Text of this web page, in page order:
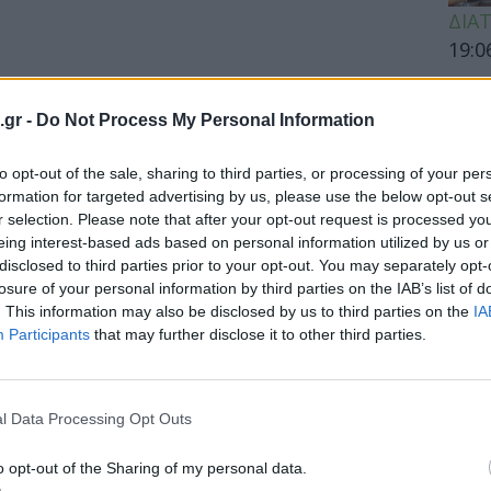
- Do Not Process My Personal Information
opt-out of the sale, sharing to third parties, or processing of your
for targeted advertising by us, please use the below opt-out
selection. Please note that after your opt-out request is processed
interest-based ads based on personal information utilized by us
to third parties prior to your opt-out. You may separately
of your personal information by third parties on the IAB’s list of
This information may also be disclosed by us to third parties on the
Participants that may further disclose it to other third parties.
Data Processing Opt Outs
opt-out of the Sharing of my personal data.
από τα κουνούπια που μας
γιατί τα άνετα, φαρδιά ρούχα